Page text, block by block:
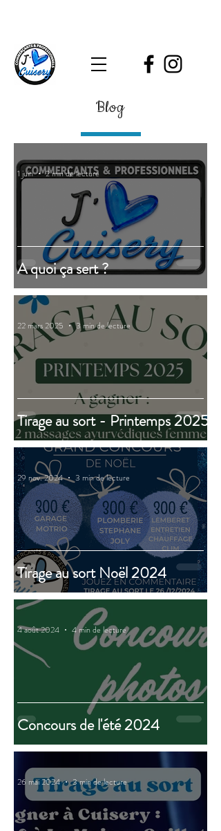
Blog
A quoi ça sert ?
1 juin 2 min de lecture
Tirage au sort - Printemps 2025
22 mars 2025 3 min de lecture
Tirage au sort Noël 2024
29 nov. 2024 3 min de lecture
Concours de l'été 2024
4 août 2024 4 min de lecture
26 mai 2024 3 min de lecture